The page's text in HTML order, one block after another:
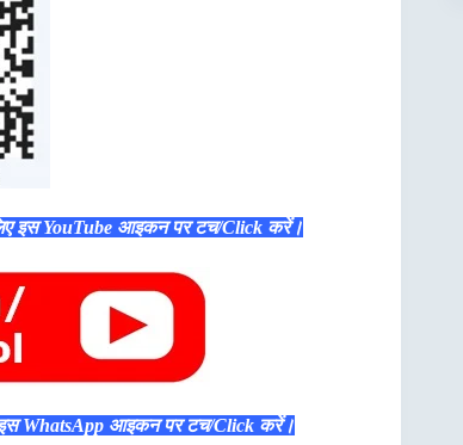
इस YouTube आइकन पर टच/Click करें।
WhatsApp आइकन पर टच/Click करें।